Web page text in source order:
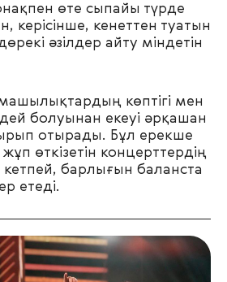
өте сыпайы түрде
керісінше, кенеттен туатын
әзілдер айту міндетін
көптігі мен
болуынан екеуі әрқашан
отырады. Бұл ерекше
өткізетін концерттердің
барлығын баланста
етеді.